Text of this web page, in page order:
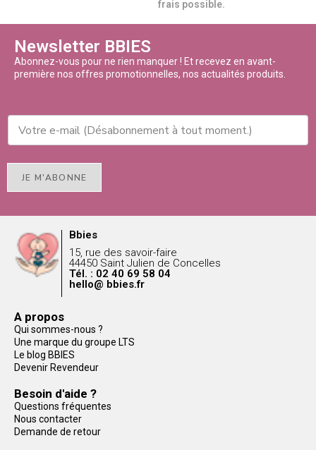
frais possible.
Newsletter BBIES
Abonnez-vous pour ne rien manquer ! Et recevez en avant-
première nos offres promotionnelles, nos actualités produits.
JE M'ABONNE
Bbies
15, rue des savoir-faire
44450 Saint Julien de Concelles
Tél. : 02 40 69 58 04
hello@ bbies.fr
A propos
Qui sommes-nous ?
Une marque du groupe LTS
Le blog BBIES
Devenir Revendeur
Besoin d'aide ?
Questions fréquentes
Nous contacter
Demande de retour